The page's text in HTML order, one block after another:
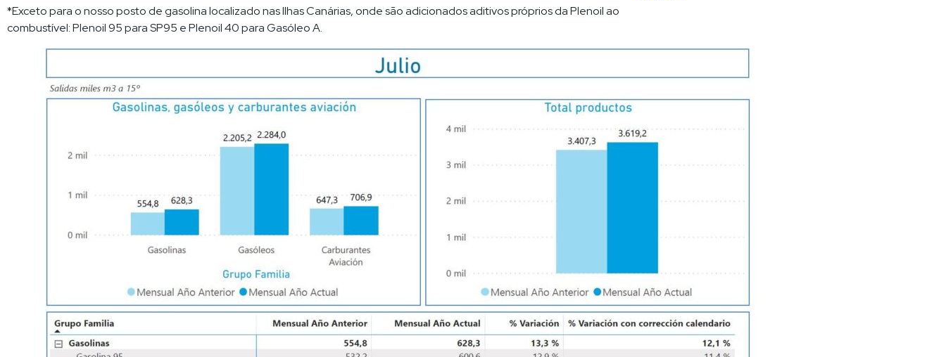
*Exceto para o nosso posto de gasolina localizado nas Ilhas Canárias, onde são adicionados aditivos próprios da Plenoil ao
combustível: Plenoil 95 para SP95 e Plenoil 40 para Gasóleo A.